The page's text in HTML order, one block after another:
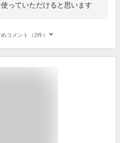
っていただけると思います
コメント（2件）